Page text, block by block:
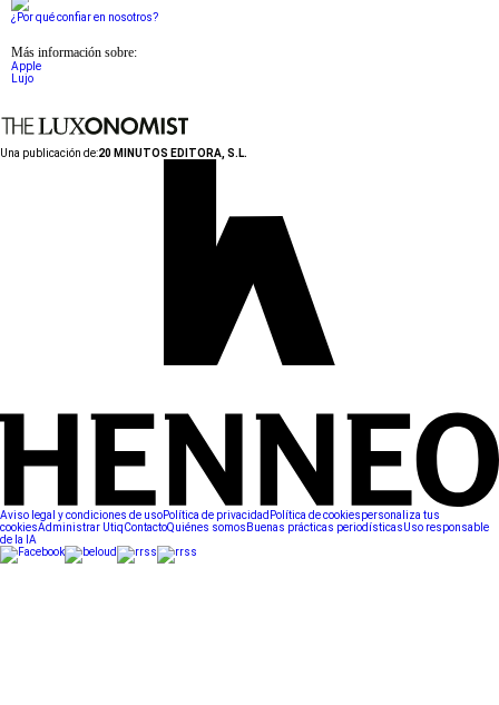
¿Por qué confiar en nosotros?
Más información sobre:
Apple
Lujo
Una publicación de:20 MINUTOS EDITORA, S.L.
Aviso legal y condiciones de usoPolítica de privacidad Política de cookiespersonaliza tus
cookiesAdministrar UtiqContactoQuiénes somos Buenas prácticas periodísticasUso responsable
de la IA